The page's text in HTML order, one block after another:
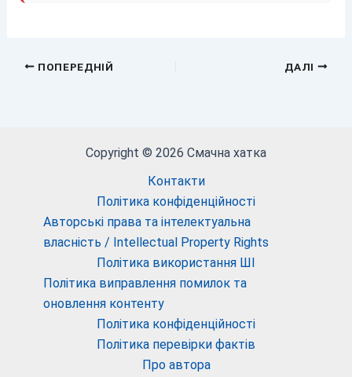
ПОПЕРЕДНІЙ ДАЛІ
Copyright © 2026 Смачна хатка
Контакти
Політика конфіденційності
Авторські права та інтелектуальна
власність / Intellectual Property Rights
Політика використання ШІ
Політика виправлення помилок та
оновлення контенту
Політика конфіденційності
Політика перевірки фактів
Про автора